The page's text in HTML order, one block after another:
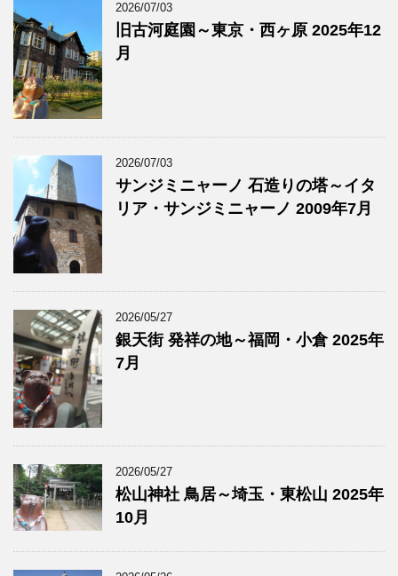
2026/07/03
旧古河庭園～東京・西ヶ原 2025年12
月
2026/07/03
サンジミニャーノ 石造りの塔～イタ
リア・サンジミニャーノ 2009年7月
2026/05/27
銀天街 発祥の地～福岡・小倉 2025年
7月
2026/05/27
松山神社 鳥居～埼玉・東松山 2025年
10月